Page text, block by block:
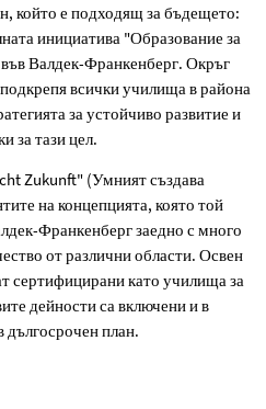
който е подходящ за бъдещето:
инициатива "Образование за
Валдек-Франкенберг. Окръг
всички училища в района
за устойчиво развитие и
за тази цел.
Zukunft" (Умният създава
на концепцията, която той
Франкенберг заедно с много
от различни области. Освен
сертифицирани като училища за
дейности са включени и в
план.